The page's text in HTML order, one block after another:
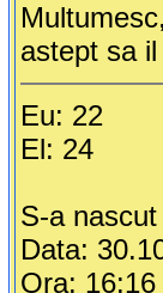
astept sa il
Eu: 22
El: 24
S-a
Data:
Ora: 16:16